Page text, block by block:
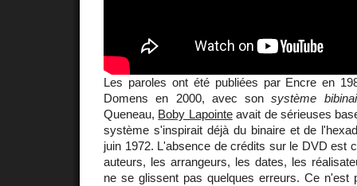
Les paroles ont été publiées par Encre en
Domens en 2000, avec sonsystème
Queneau, Boby Lapointeavait de sérieuses
système s'inspirait déjà du binaire et de
juin 1972. L'absence de crédits sur le DVD est
auteurs, les arrangeurs, les dates, les
ne se glissent pas quelques erreurs. Ce n'est